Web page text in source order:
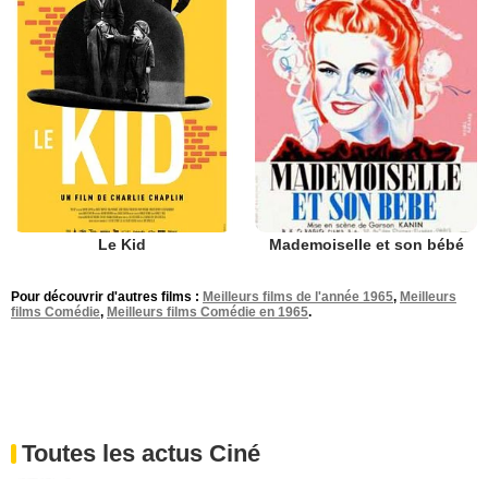
Le Kid Mademoiselle et son bébé
Pour découvrir d'autres films : Meilleurs films de l'année 1965, Meilleurs
films Comédie, Meilleurs films Comédie en 1965.
Toutes les actus Ciné